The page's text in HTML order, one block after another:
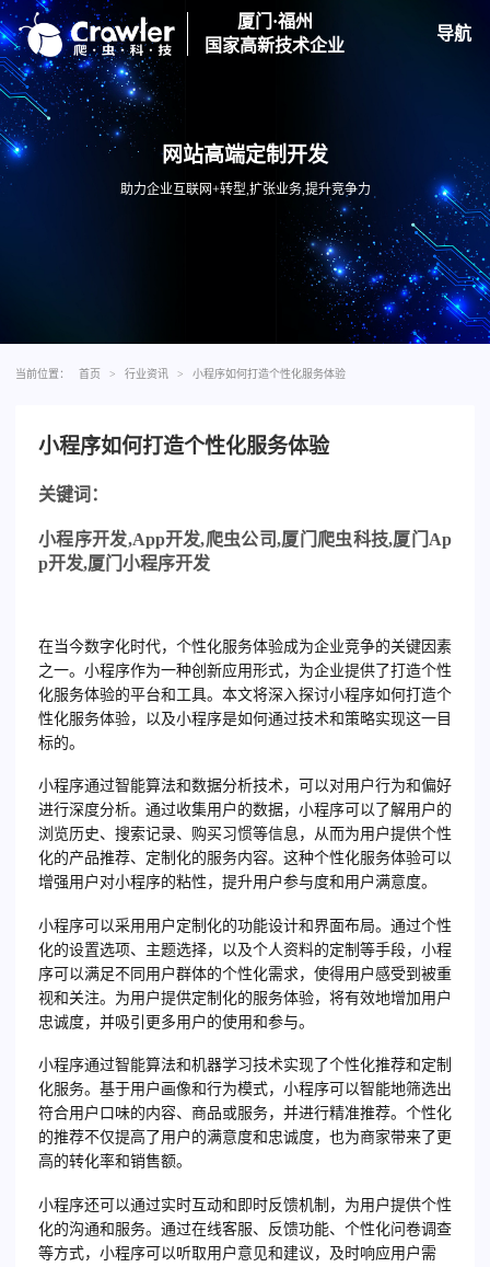
厦门·福州
国家高新技术企业
导航
网站高端定制开发
助力企业互联网+转型,扩张业务,提升竞争力
当前位置： 首页 > 行业资讯 > 小程序如何打造个性化服务体验
小程序如何打造个性化服务体验
关键词：
小程序开发,App开发,爬虫公司,厦门爬虫科技,厦门 Ap
p开发,厦门小程序开发
在当今数字化时代，个性化服务体验成为企业竞争的关键因素
之一。小程序作为一种创新应用形式，为企业提供了打造个性
化服务体验的平台和工具。本文将深入探讨小程序如何打造个
性化服务体验，以及小程序是如何通过技术和策略实现这一目
标的。
小程序通过智能算法和数据分析技术，可以对用户行为和偏好
进行深度分析。通过收集用户的数据，小程序可以了解用户的
浏览历史、搜索记录、购买习惯等信息，从而为用户提供个性
化的产品推荐、定制化的服务内容。这种个性化服务体验可以
增强用户对小程序的粘性，提升用户参与度和用户满意度。
小程序可以采用用户定制化的功能设计和界面布局。通过个性
化的设置选项、主题选择，以及个人资料的定制等手段，小程
序可以满足不同用户群体的个性化需求，使得用户感受到被重
视和关注。为用户提供定制化的服务体验，将有效地增加用户
忠诚度，并吸引更多用户的使用和参与。
小程序通过智能算法和机器学习技术实现了个性化推荐和定制
化服务。基于用户画像和行为模式，小程序可以智能地筛选出
符合用户口味的内容、商品或服务，并进行精准推荐。个性化
的推荐不仅提高了用户的满意度和忠诚度，也为商家带来了更
高的转化率和销售额。
小程序还可以通过实时互动和即时反馈机制，为用户提供个性
化的沟通和服务。通过在线客服、反馈功能、个性化问卷调查
等方式，小程序可以听取用户意见和建议，及时响应用户需